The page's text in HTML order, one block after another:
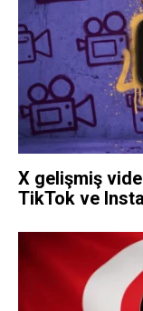
X gelişmiş
TikTok ve